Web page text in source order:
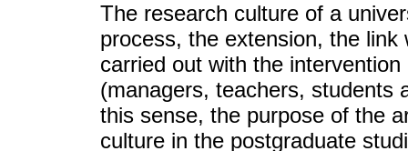
The research culture of a
process, the extension, the
carried out with the
(managers, teachers, students
this sense, the purpose of the
culture in the postgraduate